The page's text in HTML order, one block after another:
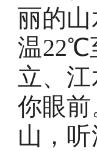
丽的
温22℃
立、
你眼
山，